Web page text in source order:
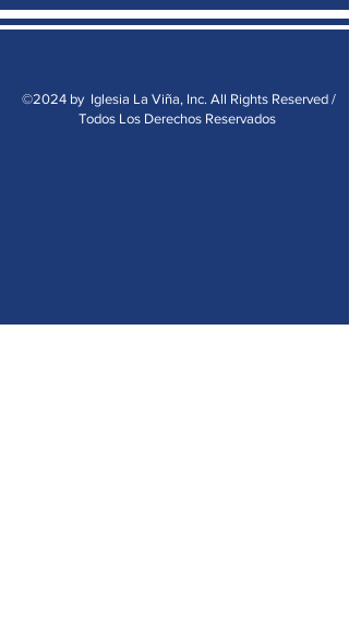
©2024 by Iglesia La Viña, Inc. All Rights Reserved /
Todos Los Derechos Reservados